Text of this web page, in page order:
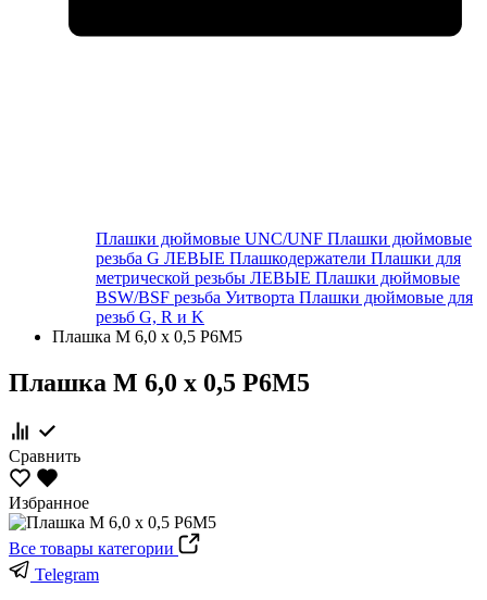
Плашки дюймовые UNC/UNF Плашки дюймовые
резьба G ЛЕВЫЕ Плашкодержатели Плашки для
метрической резьбы ЛЕВЫЕ Плашки дюймовые
BSW/BSF резьба Уитворта Плашки дюймовые для
резьб G, R и K
Плашка М 6,0 х 0,5 Р6М5
Плашка М 6,0 х 0,5 Р6М5
Сравнить
Избранное
Все товары категории
Telegram